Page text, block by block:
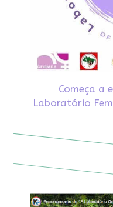
Começa a
Laboratório